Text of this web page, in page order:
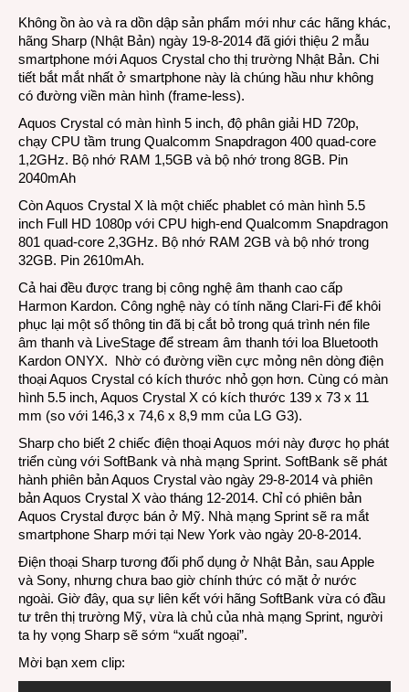
có
Không ồn ào và ra dồn dập sản phẩm mới như các hãng khác,
hãng Sharp (Nhật Bản) ngày 19-8-2014 đã giới thiệu 2 mẫu
smartphone mới Aquos Crystal cho thị trường Nhật Bản. Chi
tiết bắt mắt nhất ở smartphone này là chúng hầu như không
có đường viền màn hình (frame-less).
Aquos Crystal có màn hình 5 inch, độ phân giải HD 720p,
chạy CPU tầm trung Qualcomm Snapdragon 400 quad-core
1,2GHz. Bộ nhớ RAM 1,5GB và bộ nhớ trong 8GB. Pin
2040mAh
Còn Aquos Crystal X là một chiếc phablet có màn hình 5.5
inch Full HD 1080p với CPU high-end Qualcomm Snapdragon
801 quad-core 2,3GHz. Bộ nhớ RAM 2GB và bộ nhớ trong
32GB. Pin 2610mAh.
Cả hai đều được trang bị công nghệ âm thanh cao cấp
Harmon Kardon. Công nghệ này có tính năng Clari-Fi để khôi
phục lại một số thông tin đã bị cắt bỏ trong quá trình nén file
âm thanh và LiveStage để stream âm thanh tới loa Bluetooth
Kardon ONYX. Nhờ có đường viền cực mỏng nên dòng điện
thoại Aquos Crystal có kích thước nhỏ gọn hơn. Cùng có màn
hình 5.5 inch, Aquos Crystal X có kích thước 139 x 73 x 11
mm (so với 146,3 x 74,6 x 8,9 mm của LG G3).
Sharp cho biết 2 chiếc điện thoại Aquos mới này được họ phát
triển cùng với SoftBank và nhà mạng Sprint. SoftBank sẽ phát
hành phiên bản Aquos Crystal vào ngày 29-8-2014 và phiên
bản Aquos Crystal X vào tháng 12-2014. Chỉ có phiên bản
Aquos Crystal được bán ở Mỹ. Nhà mạng Sprint sẽ ra mắt
smartphone Sharp mới tại New York vào ngày 20-8-2014.
Điện thoại Sharp tương đối phổ dụng ở Nhật Bản, sau Apple
và Sony, nhưng chưa bao giờ chính thức có mặt ở nước
ngoài. Giờ đây, qua sự liên kết với hãng SoftBank vừa có đầu
tư trên thị trường Mỹ, vừa là chủ của nhà mạng Sprint, người
ta hy vọng Sharp sẽ sớm “xuất ngoại”.
Mời bạn xem clip: